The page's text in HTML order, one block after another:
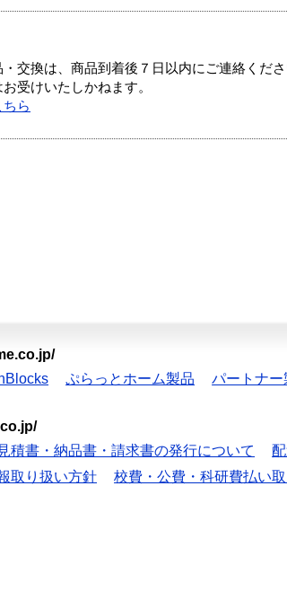
交換は、商品到着後７日以内にご連絡くだ
受けいたしかねます。
ら
ぷらっとホーム製品 パートナー
見積書・納品書・請求書の発行について
取り扱い方針 校費・公費・科研費払い